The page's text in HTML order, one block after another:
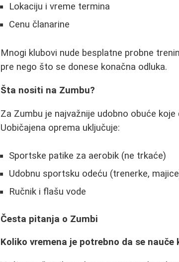
Lokaciju i vreme termina
Cenu članarine
Mnogi klubovi nude besplatne probne
pre nego što se donese konačna odluka.
Šta nositi na Zumbu?
Za Zumbu je najvažnije udobno obuće
Uobičajena oprema uključuje:
Sportske patike za aerobik (ne trkaće)
Udobnu sportsku odeću (trenerke,
Ručnik i flašu vode
Česta pitanja o Zumbi
Koliko vremena je potrebno da se nauče